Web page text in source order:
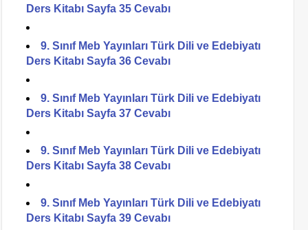
Ders Kitabı Sayfa 35 Cevabı
9. Sınıf Meb Yayınları Türk Dili ve Edebiyatı
Ders Kitabı Sayfa 36 Cevabı
9. Sınıf Meb Yayınları Türk Dili ve Edebiyatı
Ders Kitabı Sayfa 37 Cevabı
9. Sınıf Meb Yayınları Türk Dili ve Edebiyatı
Ders Kitabı Sayfa 38 Cevabı
9. Sınıf Meb Yayınları Türk Dili ve Edebiyatı
Ders Kitabı Sayfa 39 Cevabı